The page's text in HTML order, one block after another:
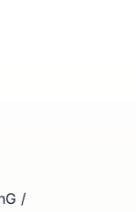
/